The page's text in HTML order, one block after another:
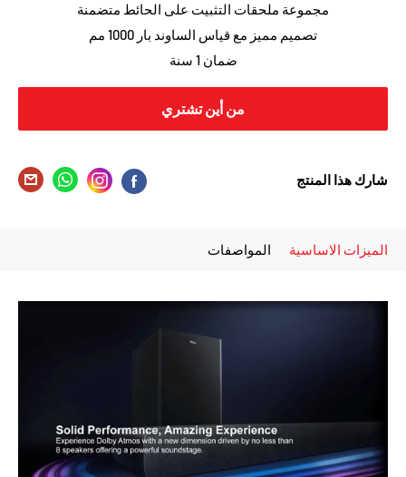
مجموعة ملحقات التثبيت على الحائط متضمنة
تصميم مميز مع قياس الساوند بار 1000 مم
ضمان 1 سنة
من أين تشتري
شارك هذا المنتج
الميزات الاساسية المواصفات